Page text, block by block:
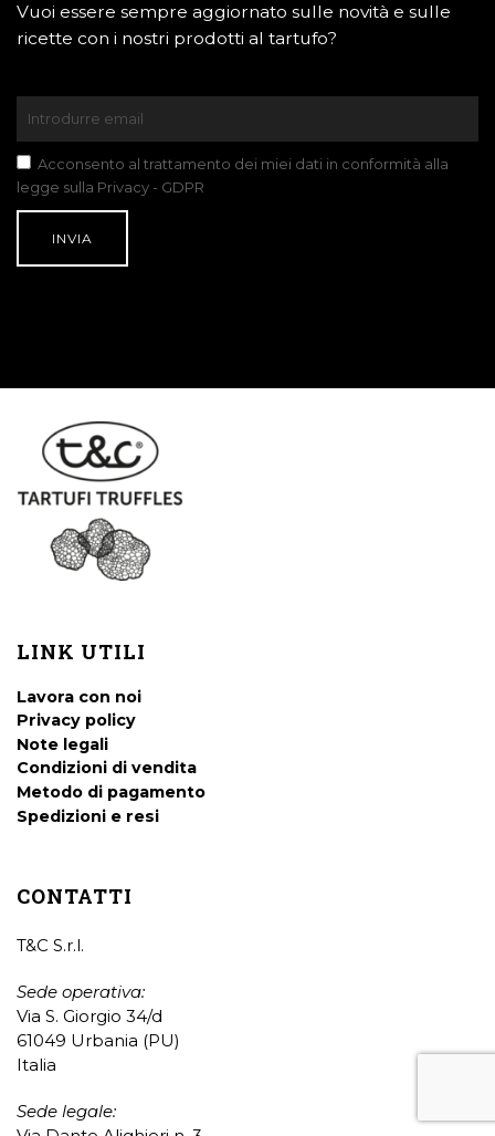
Vuoi essere sempre aggiornato sulle novità e sulle
ricette con i nostri prodotti al tartufo?
Acconsento al trattamento dei miei dati in conformità alla
legge sulla Privacy - GDPR
LINK UTILI
Lavora con noi
Privacy policy
Note legali
Condizioni di vendita
Metodo di pagamento
Spedizioni e resi
CONTATTI
T&C S.r.l.
Sede operativa:
Via S. Giorgio 34/d
61049 Urbania (PU)
Italia
Sede legale: